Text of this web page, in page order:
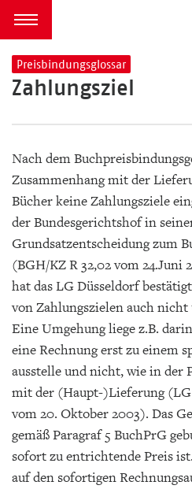
zum Inhalt springen
Menü öffnen
Preisbindungsglossar
Zahlungsziel
Nach dem
Zusammenhang mit der
Bücher keine Zahlungsziele
der Bundesgerichtshof in
Grundsatzentscheidung zum
(BGH/KZ R 32,02 vom 24.Juni
hat das LG Düsseldorf
von Zahlungszielen auch nicht
Eine Umgehung liege z.B.
eine Rechnung erst zu einem
ausstelle und nicht, wie in der
mit der (Haupt-)Lieferung (LG
vom 20. Oktober 2003). Das
gemäß Paragraf 5 BuchPrG
sofort zu entrichtende Preis
auf den sofortigen